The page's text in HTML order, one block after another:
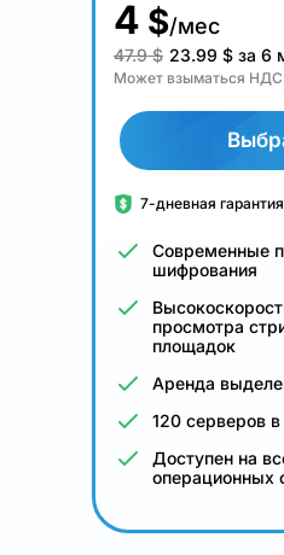
4 $/мес
47.9 $ 23.99 $ за 6
Может взыматься НДС
7-дневная
Современные
шифрования
просмотра
площадок
Аренда
120 серверов
Доступен на
операционных